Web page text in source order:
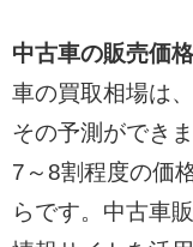
中古車の販売価
車の買取相場は
その予測ができ
7～8割程度の価
らです。中古車